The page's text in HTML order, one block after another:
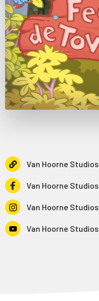
Van Hoorne Studios
Van Hoorne Studios
Van Hoorne Studios
Van Hoorne Studios